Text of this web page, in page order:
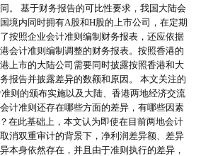
。 基于财务报告的可比性要求，我国大陆会
境内同时拥有A股和H股的上市公司，在定期
按照企业会计准则编制财务报表，还应依据
会计准则编制调整的财务报表。按照香港的
上市的大陆公司需要同时披露按照香港和大
报告并披露差异的数额和原因。 本文关注的
则的颁布实施以及大陆、香港两地经济交流
计准则还存在哪些方面的差异，有哪些因素
在此基础上，本文认为即使在目前两地会计
消双重审计的背景下，净利润差异额、差异
本身依然存在，并且由于准则执行的差异，